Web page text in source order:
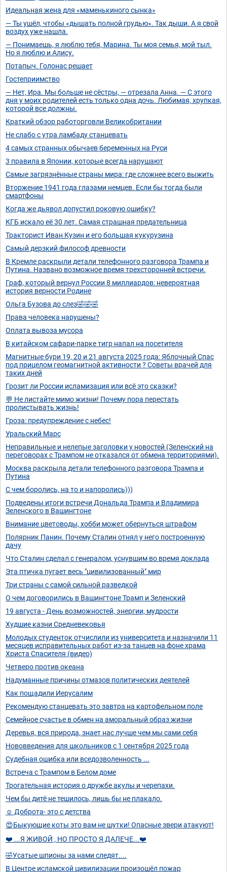
Идеальная жена для «маменькиного сынка»
— Ты ушёл, чтобы «дышать полной грудью». Так дыши. А я свой
воздух уже нашла.
— Понимаешь, я люблю тебя, Марина. Ты моя семья, мой тыл.
Но я люблю и Алису.
Потапыч. Голонас решает
Гостеприимство
— Нет, Ира. Мы больше не сёстры, — отрезала Анна. — С этого
дня у моих родителей есть только одна дочь. Любимая, хрупкая,
которой все должны.
Краткий обзор работорговли Великобритании
Не слабо с утра ламбаду станцевать
4 самых странных обычаев беременных на Руси
3 правила в Японии, которые всегда нарушают
Самые загрязнённые страны мира: где сложнее всего выжить
Вторжение 1941 года глазами немцев. Если бы тогда были
смартфоны
Когда же дьявол допустил роковую ошибку?
КГБ искало её 30 лет. Самая страшная предательница
Тракторист Иван Кузин и его большая кукурузина
Самый дерзкий философ древности
В Кремле раскрыли детали телефонного разговора Трампа и
Путина. Названо возможное время трехсторонней встречи.
Граф, который вернул России 8 миллиардов: невероятная
история верности Родине
Ольга Бузова до слез🤣🤣🤣
Права человека нарушены?
Оплата вывоза мусора
В китайском сафари-парке тигр напал на посетителя
Магнитные бури 19, 20 и 21 августа 2025 года: Яблочный Спас
под прицелом геомагнитной активности ? Советы врачей для
таких дней
Грозит ли России исламизация или всё это сказки?
💬 Не листайте мимо жизни! Почему пора перестать
пролистывать жизнь!
Гроза: предупреждение с небес!
Уральский Марс
Неправильные и нелепые заголовки у новостей (Зеленский на
переговорах с Трампом не отказался от обмена территориями).
Москва раскрыла детали телефонного разговора Трампа и
Путина
С чем боролись, на то и напоролись)))
Подведены итоги встречи Дональда Трампа и Владимира
Зеленского в Вашингтоне
Внимание цветоводы, хобби может обернуться штрафом
Полярник Панин. Почему Сталин отнял у него построенную
дачу
Что Сталин сделал с генералом, уснувшим во время доклада
Эта птичка пугает весь "цивилизованный" мир
Три страны с самой сильной разведкой
О чем договорились в Вашингтоне Трамп и Зеленский
19 августа - День возможностей, энергии, мудрости
Худшие казни Средневековья
Молодых студенток отчислили из университета и назначили 11
месяцев исправительных работ из-за танцев на фоне храма
Христа Спасителя (видео)
Четверо против океана
Надуманные причины отмазов политических деятелей
Как пощадили Иерусалим
Рекомендую станцевать это завтра на картофельном поле
Семейное счастье в обмен на аморальный образ жизни
Деревья, вся природа, знает нас лучше чем мы сами себя
Нововведения для школьников с 1 сентября 2025 года
Судебная ошибка или вседозволенность ...
Встреча с Трампом в Белом доме
Трогательная история о дружбе акулы и черепахи.
Чем бы дитё не тешилось, лишь бы не плакало.
☺️ Доброта- это с детства
😍Быкующие коты это вам не шутки! Опасные звери атакуют!
❤️ ...Я ЖИВОЙ , НО ПРОСТО Я ДАЛЕЧЕ...❤️
🤣Усатые шпионы за нами следят....
В Центре исламской цивилизации произошёл пожар